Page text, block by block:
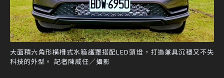
大面積六角形橫柵式水箱護罩搭配LED頭燈，打造兼具沉穩又不失
科技的外型。 記者陳威任／攝影